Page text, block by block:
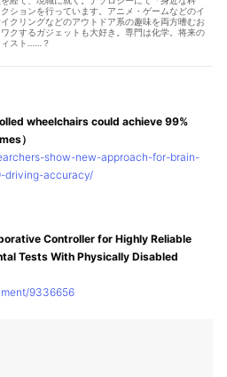
ションを行っています。アニメ・ゲームなどのイ
クリングなどのアウトドア系の趣味を両方嗜むお
クするガジェットも大好き。専門は化学。将来の
ィスト……？
wheelchairs could achieve 99%
）
show-new-approach-for-brain-
driving-accuracy/
Controller for Highly Reliable
Tests With Physically Disabled
9336656